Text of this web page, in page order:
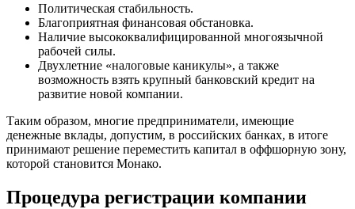
Политическая стабильность.
Благоприятная финансовая обстановка.
Наличие высококвалифицированной многоязычной
рабочей силы.
Двухлетние «налоговые каникулы», а также
возможность взять крупный банковский кредит на
развитие новой компании.
Таким образом, многие предприниматели, имеющие
денежные вклады, допустим, в российских банках, в итоге
принимают решение переместить капитал в оффшорную зону,
которой становится Монако.
Процедура регистрации компании